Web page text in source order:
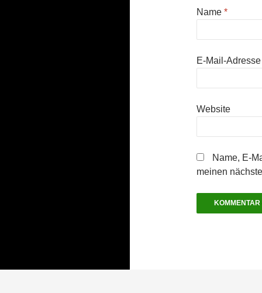
Name *
E-Mail-Adresse
Website
Name, E-
meinen